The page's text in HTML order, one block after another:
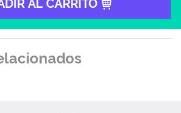
AL CARRITO